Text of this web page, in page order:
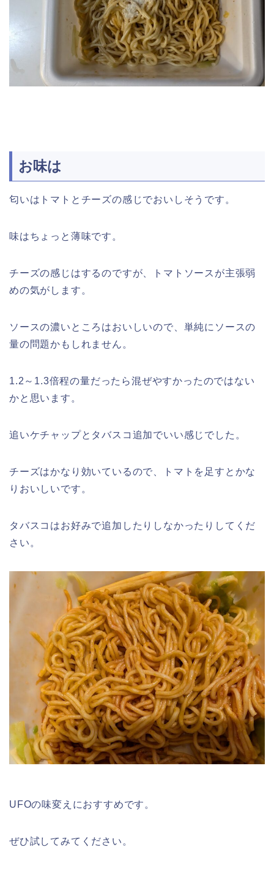
お味は
匂いはトマトとチーズの感じでおいしそうです。
味はちょっと薄味です。
チーズの感じはするのですが、トマトソースが主張弱
めの気がします。
ソースの濃いところはおいしいので、単純にソースの
量の問題かもしれません。
1.2～1.3倍程の量だったら混ぜやすかったのではない
かと思います。
追いケチャップとタバスコ追加でいい感じでした。
チーズはかなり効いているので、トマトを足すとかな
りおいしいです。
タバスコはお好みで追加したりしなかったりしてくだ
さい。
UFOの味変えにおすすめです。
ぜひ試してみてください。